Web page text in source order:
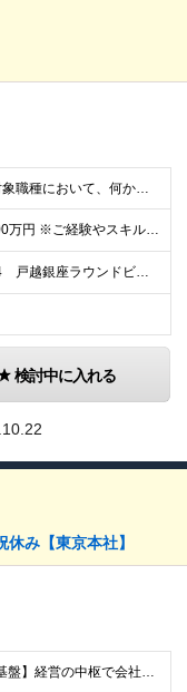
ポジションマッチ登録対象職種において、何かしらの知識・経験を有する方
想定年収：500万円～800万円 ※ご経験やスキルに応じて決定します。 ※上記想定年収はあくまでも目安の金額であり、 選考を通じて上下する可能性があります。
東京都品川区平塚2-1-14 戸越銀座ラウンドビル ※ポジションにより異なる可能性があります。
検討中に入れる
み【東京本社】
【KDDIグループの安定基盤】経営の中枢で会社の方向性を形作る。約2,000名の組織に影響を与える大規模な仕事に携われます。 --------------- ■下記いずれのご経験・スキルもお持ちの